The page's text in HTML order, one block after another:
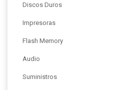
Discos Duros
Impresoras
Flash Memory
Audio
Suministros